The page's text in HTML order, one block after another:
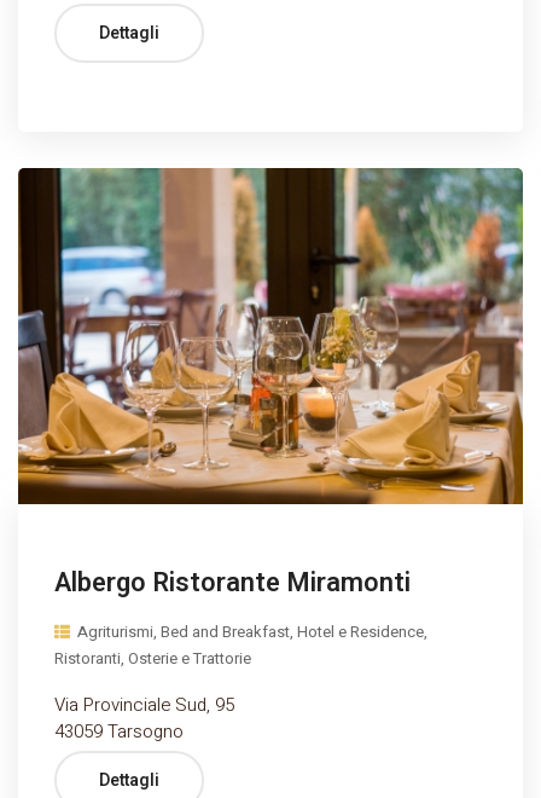
Dettagli
Albergo Ristorante Miramonti
Agriturismi, Bed and Breakfast, Hotel e Residence,
Ristoranti, Osterie e Trattorie
Via Provinciale Sud, 95
43059 Tarsogno
Dettagli